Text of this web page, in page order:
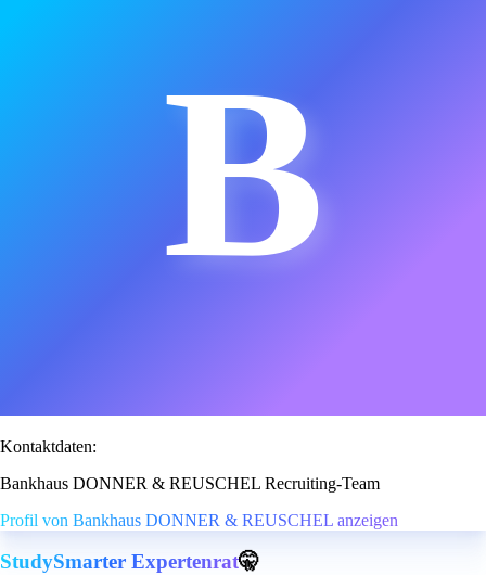
B
Kontaktdaten:
Bankhaus DONNER & REUSCHEL Recruiting-Team
Profil von Bankhaus DONNER & REUSCHEL anzeigen
StudySmarter Expertenrat🤫